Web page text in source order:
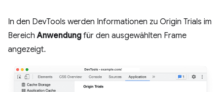
In den DevTools werden Informationen zu Origin Trials im
BereichAnwendung für den ausgewählten Frame
angezeigt.